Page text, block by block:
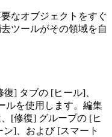
なオブジェクトをすぐ
ツールがその領域を自
] タブの [ヒール]、
ルを使用します。編集
[修復] グループの [ヒ
]、および [スマート